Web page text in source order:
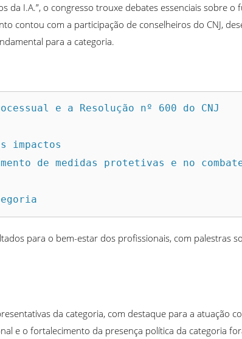
da I.A.”, o congresso trouxe debates essenciais sobre
contou com a participação de conselheiros do CNJ,
para a categoria.
e a Resolução nº 600 do CNJ
impactos
de medidas protetivas e no
para o bem-estar dos profissionais, com palestras
da categoria, com destaque para a atuação
e o fortalecimento da presença política da categoria